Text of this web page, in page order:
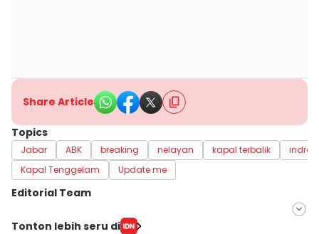
Share Article
Topics
Jabar ABK breaking nelayan kapal terbalik
Kapal Tenggelam
Update me
Editorial Team
Editor
Tonton lebih seru di